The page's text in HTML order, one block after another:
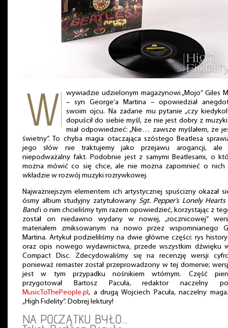
wywiadzie udzielonym magazynowi „Mojo” Giles
– syn George’a Martina – opowiedział
swoim ojcu. Na zadane mu pytanie „czy
dopuścił do siebie myśl, że nie jest dobry z
miał odpowiedzieć: „Nie… zawsze myślałem, że
świetny”. To chyba magia otaczająca szóstego Beatlesa
jego słów nie traktujemy jako przejawu arogancji, ale
niepodważalny fakt. Podobnie jest z samymi Beatlesami, o
można mówić co się chce, ale nie można zapomnieć o nich
wkładzie w rozwój muzyki rozrywkowej.
Najważniejszym elementem ich artystycznej spuścizny okazał
ósmy album studyjny zatytułowany Sgt. Pepper’s Lonely Hearts
Bandi o nim chcieliśmy tym razem opowiedzieć, korzystając z
został on niedawno wydany w nowej, „rocznicowej”
materiałem zmiksowanym na nowo przez wspomnianego
Martina. Artykuł podzieliliśmy na dwie główne części: rys
oraz opis nowego wydawnictwa, przede wszystkim dźwięku
Compact Disc. Zdecydowaliśmy się na recenzję wersji
ponieważ remaster został przeprowadzony w tej domenie;
jest w tym przypadku nośnikiem wtórnym. Część
przygotował Bartosz Pacuła, redaktor naczelny
MusicToThePeople.pl, a drugą Wojciech Pacuła, naczelny
„High Fidelity”. Dobrej lektury!
NA POCZĄTKU BYŁO…